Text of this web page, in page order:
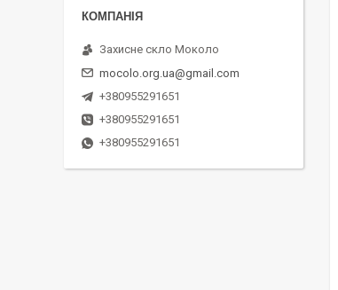
Захисне скло Moколо
mocolo.org.ua@gmail.com
+380955291651
+380955291651
+380955291651